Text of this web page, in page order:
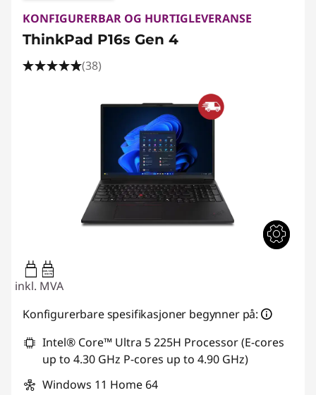
KONFIGURERBAR OG HURTIGLEVERANSE
ThinkPad P16s Gen 4
(38)
100W-100W
USB PD
inkl. MVA
Konfigurerbare spesifikasjoner begynner på:
Intel® Core™ Ultra 5 225H Processor (E-cores
up to 4.30 GHz P-cores up to 4.90 GHz)
Windows 11 Home 64